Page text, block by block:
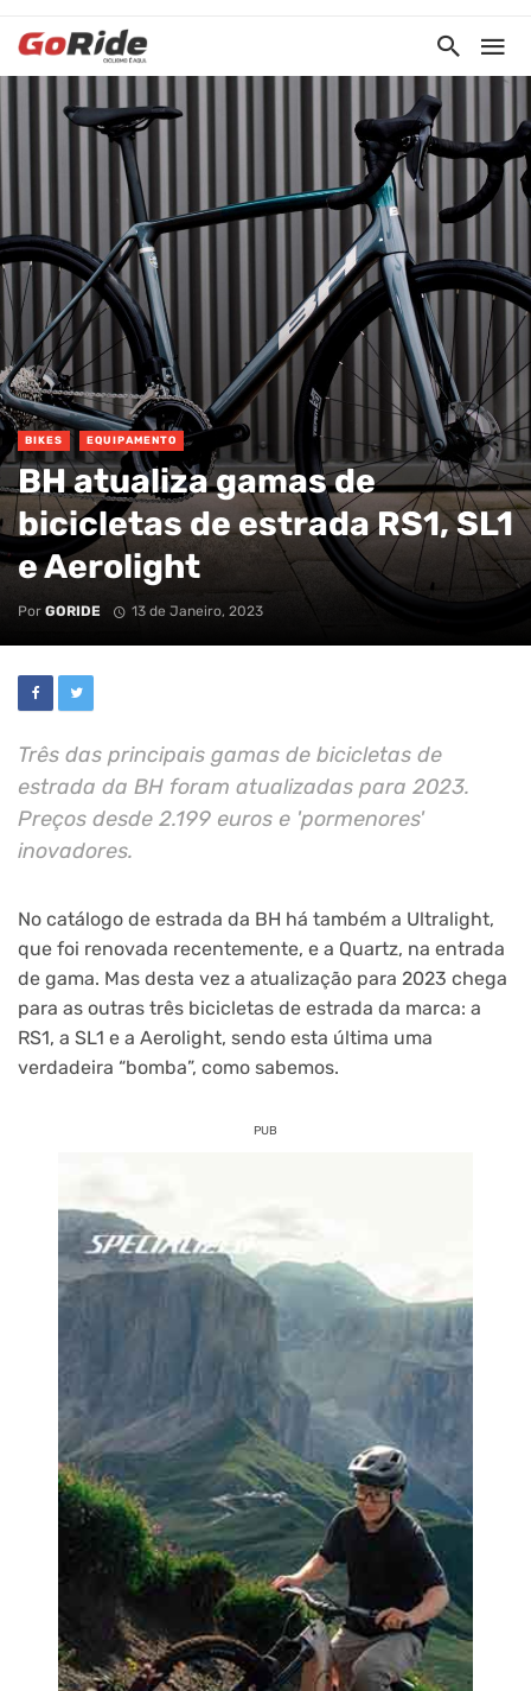
BIKES EQUIPAMENTO
BH atualiza gamas de
bicicletas de estrada RS1, SL1
e Aerolight
Por GORIDE 13 de Janeiro, 2023
Três das principais gamas de bicicletas de
estrada da BH foram atualizadas para 2023.
Preços desde 2.199 euros e 'pormenores'
inovadores.
No catálogo de estrada da BH há também a Ultralight,
que foi renovada recentemente, e a Quartz, na entrada
de gama. Mas desta vez a atualização para 2023 chega
para as outras três bicicletas de estrada da marca: a
RS1, a SL1 e a Aerolight, sendo esta última uma
verdadeira “bomba”, como sabemos.
PUB